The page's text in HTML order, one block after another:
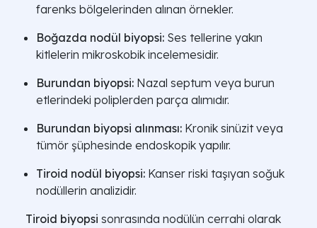
farenks bölgelerinden alınan örnekler.
Boğazda nodül biyopsi: Ses tellerine yakın
kitlelerin mikroskobik incelemesidir.
Burundan biyopsi: Nazal septum veya burun
etlerindeki poliplerden parça alımıdır.
Burundan biyopsi alınması: Kronik sinüzit veya
tümör şüphesinde endoskopik yapılır.
Tiroid nodül biyopsi: Kanser riski taşıyan soğuk
nodüllerin analizidir.
Tiroid biyopsi sonrasında nodülün cerrahi olarak